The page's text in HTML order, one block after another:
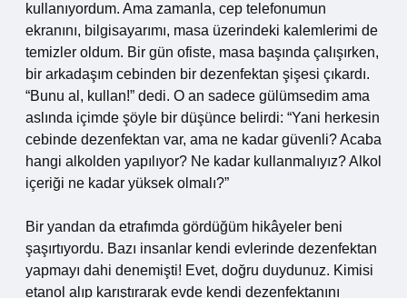
kullanıyordum. Ama zamanla, cep telefonumun
ekranını, bilgisayarımı, masa üzerindeki kalemlerimi de
temizler oldum. Bir gün ofiste, masa başında çalışırken,
bir arkadaşım cebinden bir dezenfektan şişesi çıkardı.
“Bunu al, kullan!” dedi. O an sadece gülümsedim ama
aslında içimde şöyle bir düşünce belirdi: “Yani herkesin
cebinde dezenfektan var, ama ne kadar güvenli? Acaba
hangi alkolden yapılıyor? Ne kadar kullanmalıyız? Alkol
içeriği ne kadar yüksek olmalı?”
Bir yandan da etrafımda gördüğüm hikâyeler beni
şaşırtıyordu. Bazı insanlar kendi evlerinde dezenfektan
yapmayı dahi denemişti! Evet, doğru duydunuz. Kimisi
etanol alıp karıştırarak evde kendi dezenfektanını